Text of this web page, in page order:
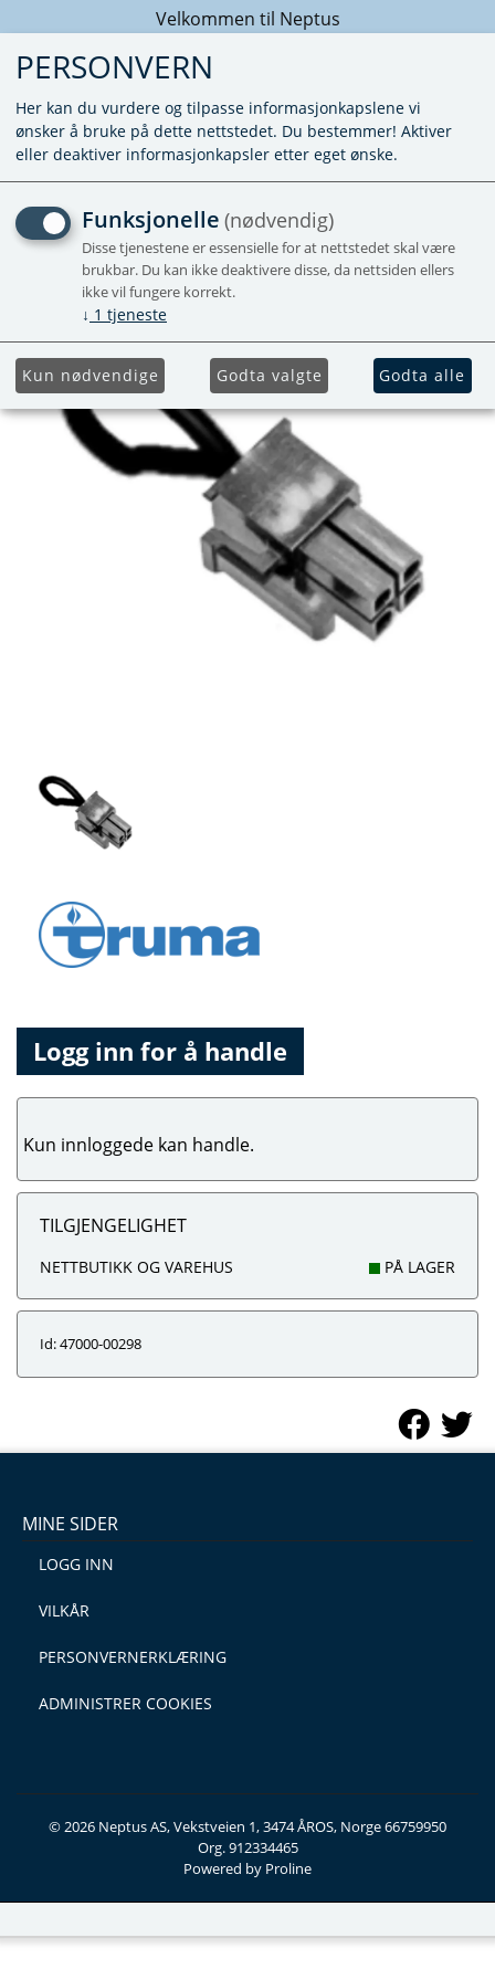
Velkommen til Neptus
CAN MOTSTAND 120 OHM
Logg inn for å handle
Kun innloggede kan handle.
TILGJENGELIGHET
NETTBUTIKK OG VAREHUS PÅ LAGER
Id: 47000-00298
MINE SIDER
LOGG INN
VILKÅR
PERSONVERNERKLÆRING
ADMINISTRER COOKIES
© 2026 Neptus AS, Vekstveien 1, 3474 ÅROS, Norge 66759950
Org. 912334465
Powered by Proline
PERSONVERN
Her kan du vurdere og tilpasse informasjonkapslene vi
ønsker å bruke på dette nettstedet. Du bestemmer! Aktiver
eller deaktiver informasjonkapsler etter eget ønske.
Funksjonelle (nødvendig)
Disse tjenestene er essensielle for at nettstedet skal være
brukbar. Du kan ikke deaktivere disse, da nettsiden ellers
ikke vil fungere korrekt.
↓ 1 tjeneste
Kun nødvendige Godta valgte Godta alle